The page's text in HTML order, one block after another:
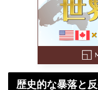
歴史的な暴落と